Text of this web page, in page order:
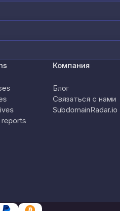
reports
Компания
Блог
Связаться с нами
SubdomainRadar.io